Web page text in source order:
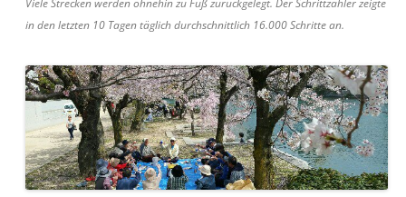
Viele Strecken werden ohnehin zu Fuß zurückgelegt. Der Schrittzähler zeigte
in den letzten 10 Tagen täglich durchschnittlich 16.000 Schritte an.